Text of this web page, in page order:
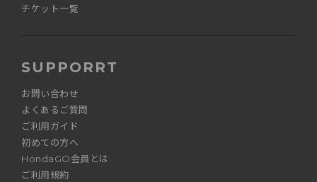
チケット一覧
SUPPORRT
お問い合わせ
よくあるご質問
ご利用ガイド
初めての方へ
HondaGO会員とは
ご利用規約